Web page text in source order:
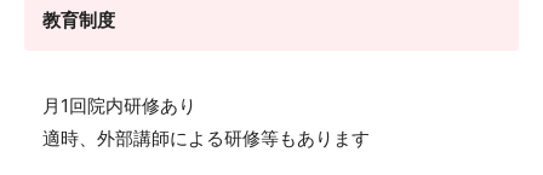
教育制度
月1回院内研修あり
適時、外部講師による研修等もあります